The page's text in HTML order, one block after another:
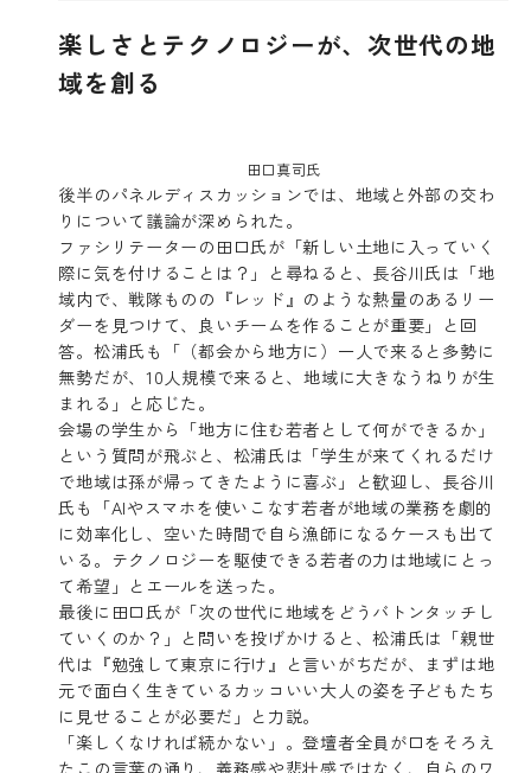
楽しさとテクノロジーが、次世代の地
域を創る
田口真司氏
後半のパネルディスカッションでは、地域と外部の交わ
りについて議論が深められた。
ファシリテーターの田口氏が「新しい土地に入っていく
際に気を付けることは？」と尋ねると、長谷川氏は「地
域内で、戦隊ものの『レッド』のような熱量のあるリー
ダーを見つけて、良いチームを作ることが重要」と回
答。松浦氏も「（都会から地方に）一人で来ると多勢に
無勢だが、10人規模で来ると、地域に大きなうねりが生
まれる」と応じた。
会場の学生から「地方に住む若者として何ができるか」
という質問が飛ぶと、松浦氏は「学生が来てくれるだけ
で地域は孫が帰ってきたように喜ぶ」と歓迎し、長谷川
氏も「AIやスマホを使いこなす若者が地域の業務を劇的
に効率化し、空いた時間で自ら漁師になるケースも出て
いる。テクノロジーを駆使できる若者の力は地域にとっ
て希望」とエールを送った。
最後に田口氏が「次の世代に地域をどうバトンタッチし
ていくのか？」と問いを投げかけると、松浦氏は「親世
代は『勉強して東京に行け』と言いがちだが、まずは地
元で面白く生きているカッコいい大人の姿を子どもたち
に見せることが必要だ」と力説。
「楽しくなければ続かない」。登壇者全員が口をそろえ
たこの言葉の通り、義務感や悲壮感ではなく、自らのワ